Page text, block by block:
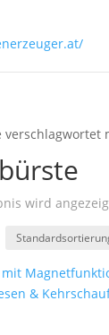
wird